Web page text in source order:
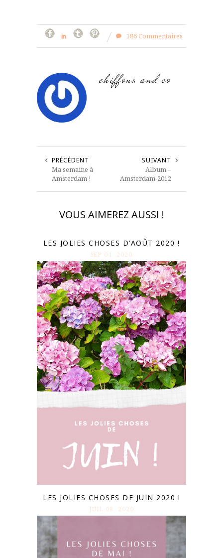
186 Commentaires
chiffons and co
PRÉCÉDENT
Ma semaine à
Amsterdam !
SUIVANT
Album –
Amsterdam-2012
VOUS AIMEREZ AUSSI !
LES JOLIES CHOSES D’AOÛT 2020 !
SEP 01. 2020
LES JOLIES CHOSES DE JUIN 2020 !
JUIL 08. 2020